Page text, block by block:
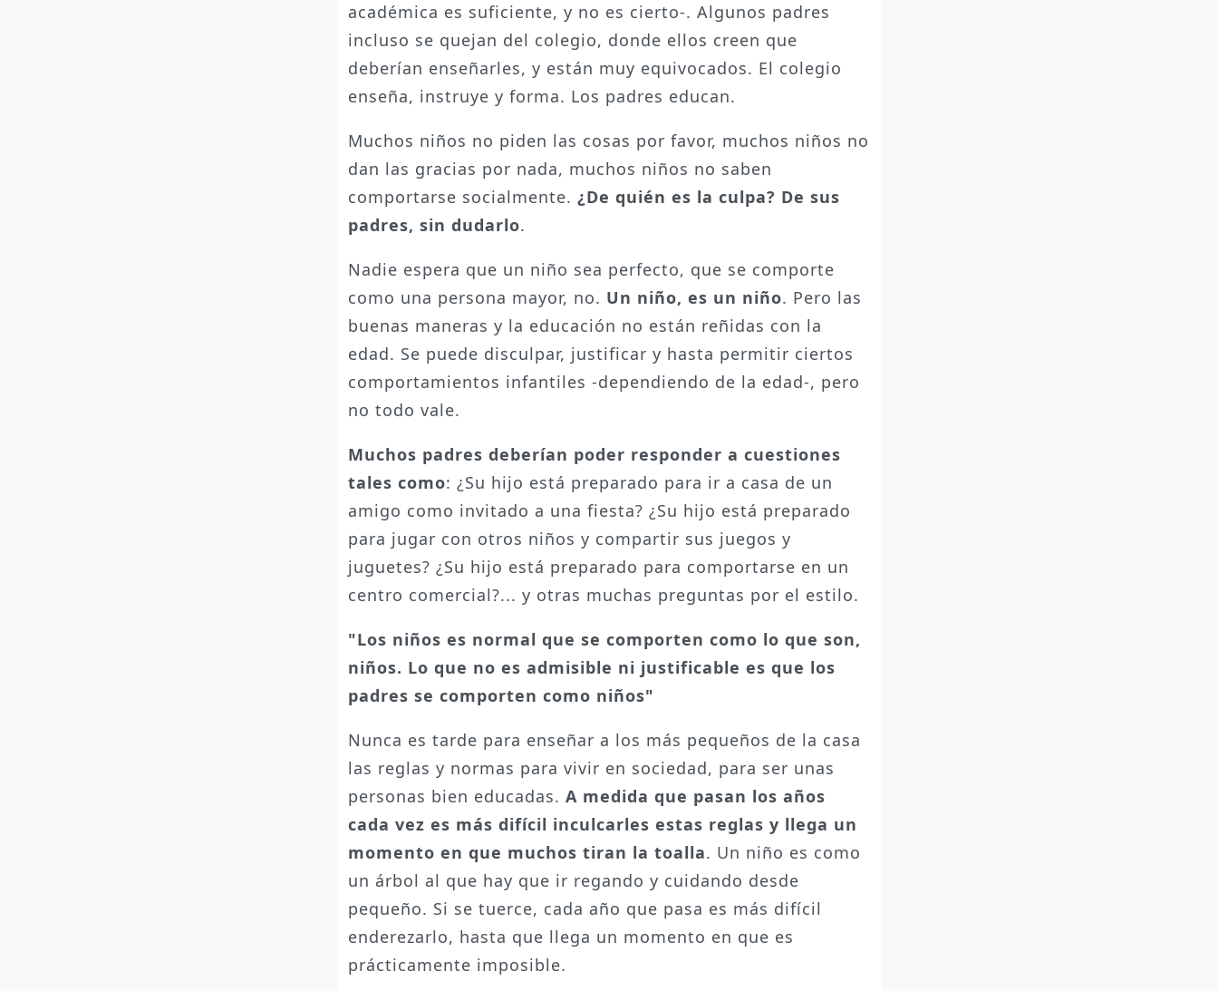
académica es suficiente, y no es cierto-. Algunos padres
incluso se quejan del colegio, donde ellos creen que
deberían enseñarles, y están muy equivocados. El colegio
enseña, instruye y forma. Los padres educan.
Muchos niños no piden las cosas por favor, muchos niños no
dan las gracias por nada, muchos niños no saben
comportarse socialmente. ¿De quién es la culpa? De sus
padres, sin dudarlo.
Nadie espera que un niño sea perfecto, que se comporte
como una persona mayor, no. Un niño, es un niño. Pero las
buenas maneras y la educación no están reñidas con la
edad. Se puede disculpar, justificar y hasta permitir ciertos
comportamientos infantiles -dependiendo de la edad-, pero
no todo vale.
Muchos padres deberían poder responder a cuestiones
tales como: ¿Su hijo está preparado para ir a casa de un
amigo como invitado a una fiesta? ¿Su hijo está preparado
para jugar con otros niños y compartir sus juegos y
juguetes? ¿Su hijo está preparado para comportarse en un
centro comercial?... y otras muchas preguntas por el estilo.
"Los niños es normal que se comporten como lo que son,
niños. Lo que no es admisible ni justificable es que los
padres se comporten como niños"
Nunca es tarde para enseñar a los más pequeños de la casa
las reglas y normas para vivir en sociedad, para ser unas
personas bien educadas. A medida que pasan los años
cada vez es más difícil inculcarles estas reglas y llega un
momento en que muchos tiran la toalla. Un niño es como
un árbol al que hay que ir regando y cuidando desde
pequeño. Si se tuerce, cada año que pasa es más difícil
enderezarlo, hasta que llega un momento en que es
prácticamente imposible.